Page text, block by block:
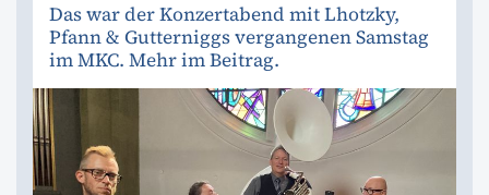
Das war der Konzertabend mit Lhotzky,
Pfann & Gutterniggs vergangenen Samstag
im MKC. Mehr im Beitrag.